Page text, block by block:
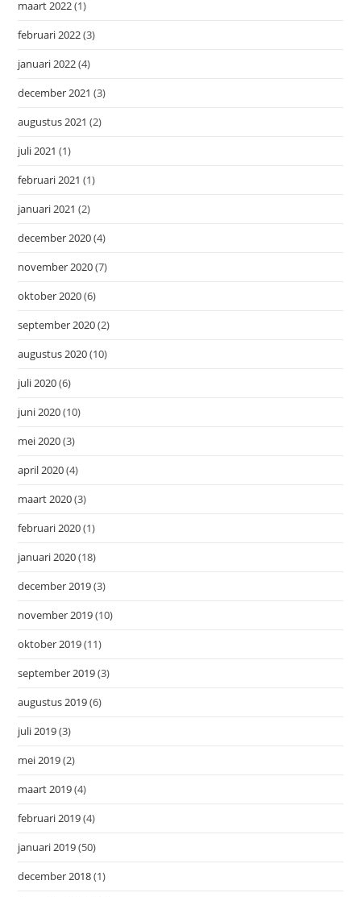
maart 2022(1)
februari 2022(3)
januari 2022(4)
december 2021 (3)
augustus 2021 (2)
juli 2021 (1)
februari 2021 (1)
januari 2021 (2)
december 2020(4)
november 2020(7)
oktober 2020(6)
september 2020(2)
augustus 2020(10)
juli 2020(6)
juni 2020(10)
mei 2020(3)
april 2020(4)
maart 2020(3)
februari 2020(1)
januari 2020(18)
december 2019(3)
november 2019(10)
oktober 2019(11)
september 2019(3)
augustus 2019(6)
juli 2019(3)
mei 2019(2)
maart 2019(4)
februari 2019(4)
januari 2019(50)
december 2018(1)